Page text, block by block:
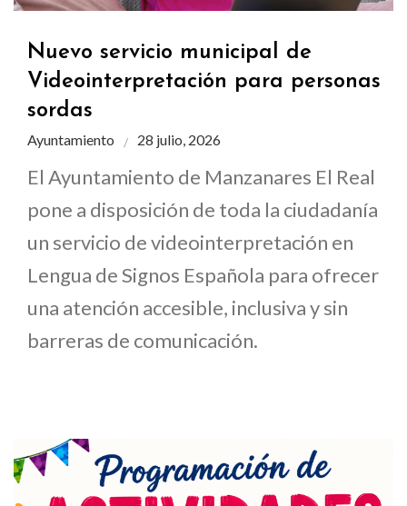
Nuevo servicio municipal de
Videointerpretación para personas
sordas
Ayuntamiento 28 julio, 2026
El Ayuntamiento de Manzanares El Real
pone a disposición de toda la ciudadanía
un servicio de videointerpretación en
Lengua de Signos Española para ofrecer
una atención accesible, inclusiva y sin
barreras de comunicación.